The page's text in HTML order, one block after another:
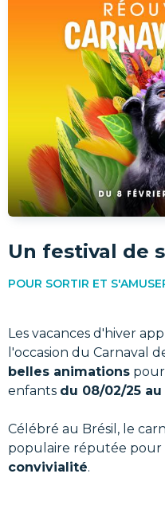
Un festival de
POUR SORTIR ET
Les vacances d'hiver
l'occasion du Carnaval
belles animations
enfants du 08/02/25 au
Célébré au Brésil, le
populaire réputée pour
convivialité.